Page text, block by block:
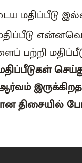
மதிப்பீடு
பற்றி